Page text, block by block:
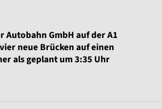
Autobahn GmbH auf der A1
neue Brücken auf einen
als geplant um 3:35 Uhr